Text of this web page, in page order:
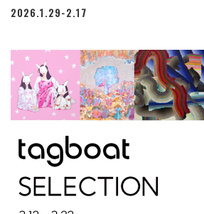
2026.1.29-2.17